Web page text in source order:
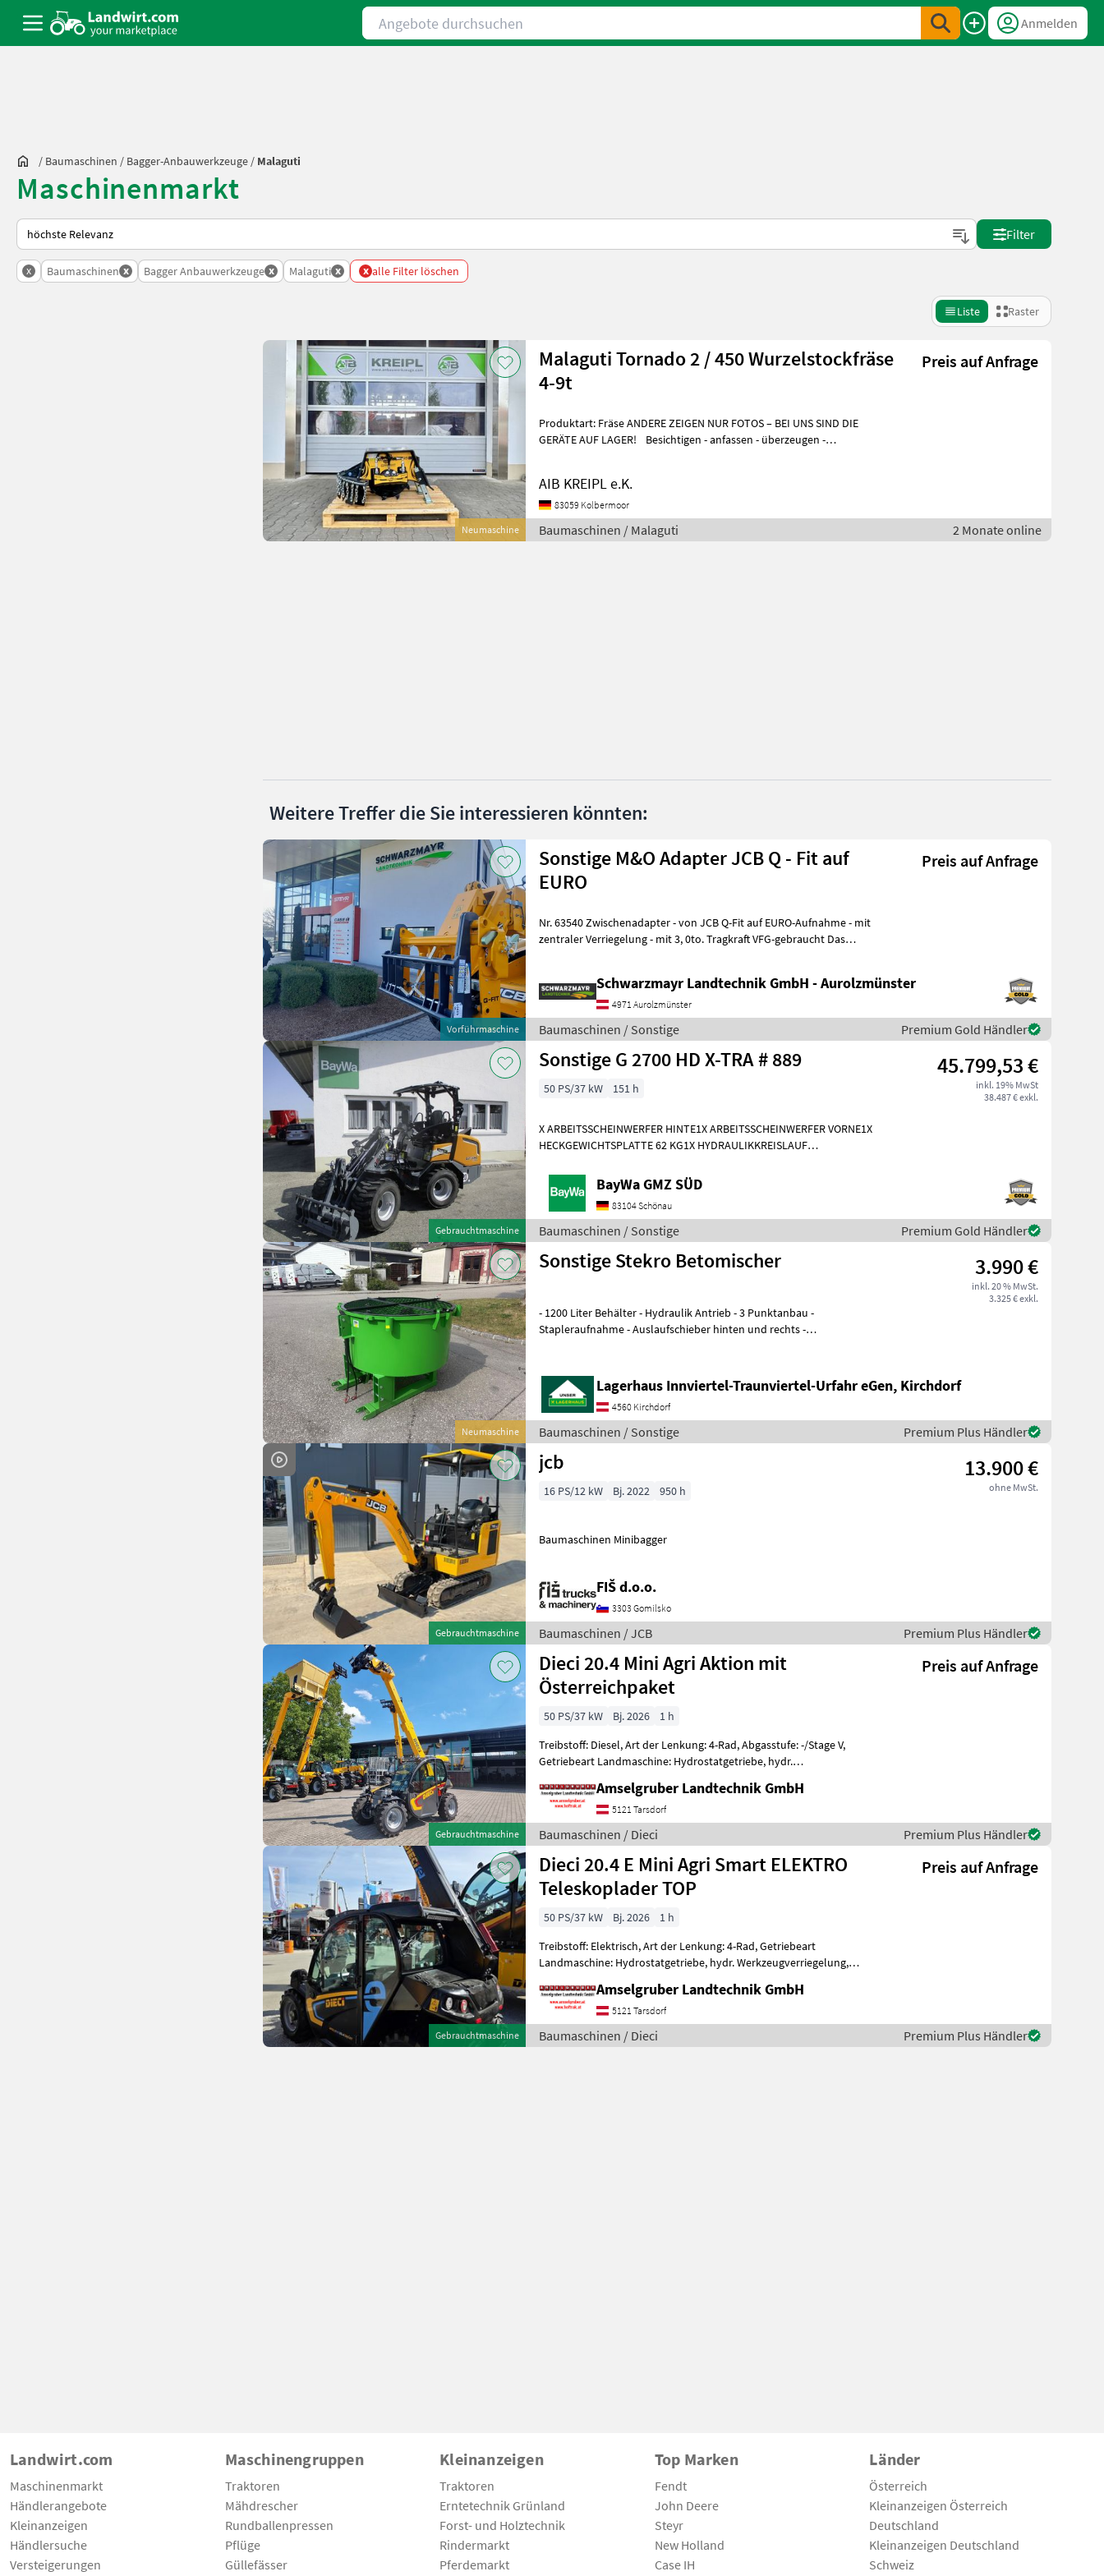
Angebote durchsuchen
Anmelden
/ Baumaschinen / Bagger-Anbauwerkzeuge / Malaguti
Maschinenmarkt
So wird auf Landwirt.com sortiert
Filter
x Baumaschinen x Bagger Anbauwerkzeuge x Malaguti x x alle Filter löschen
Liste Raster
Neumaschine
Malaguti Tornado 2 / 450 Wurzelstockfräse
4-9t
Preis auf Anfrage
Produktart: Fräse ANDERE ZEIGEN NUR FOTOS – BEI UNS SIND DIE
GERÄTE AUF LAGER! Besichtigen - anfassen - überzeugen -
AIB KREIPL e.K.
83059 Kolbermoor
Baumaschinen / Malaguti 2 Monate online
Weitere Treffer die Sie interessieren könnten:
Vorführmaschine
Sonstige M&O Adapter JCB Q - Fit auf
EURO
Preis auf Anfrage
Nr. 63540 Zwischenadapter - von JCB Q-Fit auf EURO-Aufnahme - mit
zentraler Verriegelung - mit 3, 0to. Tragkraft VFG-gebraucht Das
Schwarzmayr Landtechnik GmbH - Aurolzmünster
4971 Aurolzmünster
Baumaschinen / Sonstige Premium Gold Händler
Gebrauchtmaschine
Sonstige G 2700 HD X-TRA # 889 45.799,53 €
inkl. 19% MwSt
38.487 € exkl.
50 PS/37 kW 151 h
X ARBEITSSCHEINWERFER HINTE1X ARBEITSSCHEINWERFER VORNE1X
HECKGEWICHTSPLATTE 62 KG1X HYDRAULIKKREISLAUF
KMDRUCKFREIERBayWa GMZ SÜD
83104 Schönau
Baumaschinen / Sonstige Premium Gold Händler
Neumaschine
Sonstige Stekro Betomischer 3.990 €
inkl. 20 % MwSt.
3.325 € exkl.
- 1200 Liter Behälter - Hydraulik Antrieb - 3 Punktanbau -
Stapleraufnahme - Auslaufschieber hinten und rechts -
Lagerhaus Innviertel-Traunviertel-Urfahr eGen, Kirchdorf
4560 Kirchdorf
Baumaschinen / Sonstige Premium Plus Händler
Gebrauchtmaschine
jcb 13.900 €
ohne MwSt.
16 PS/12 kW Bj. 2022 950 h
Baumaschinen Minibagger
FIŠ d.o.o.
3303 Gomilsko
Baumaschinen / JCB Premium Plus Händler
Gebrauchtmaschine
Dieci 20.4 Mini Agri Aktion mit
Österreichpaket
Preis auf Anfrage
50 PS/37 kW Bj. 2026
1 h
Treibstoff: Diesel, Art der Lenkung: 4-Rad, Abgasstufe: -/Stage V,
Getriebeart Landmaschine: Hydrostatgetriebe, hydr.
Amselgruber Landtechnik GmbH
5121 Tarsdorf
Baumaschinen / Dieci Premium Plus Händler
Gebrauchtmaschine
Dieci 20.4 E Mini Agri Smart ELEKTRO
Teleskoplader TOP
Preis auf Anfrage
50 PS/37 kW Bj. 2026
1 h
Treibstoff: Elektrisch, Art der Lenkung: 4-Rad, Getriebeart
Landmaschine: Hydrostatgetriebe, hydr. Werkzeugverriegelung,
Amselgruber Landtechnik GmbH
5121 Tarsdorf
Baumaschinen / Dieci Premium Plus Händler
Landwirt.com
Maschinenmarkt
Händlerangebote
Kleinanzeigen
Händlersuche
Versteigerungen
Maschinengruppen
Traktoren
Mähdrescher
Rundballenpressen
Pflüge
Güllefässer
Kleinanzeigen
Traktoren
Erntetechnik Grünland
Forst- und Holztechnik
Rindermarkt
Pferdemarkt
Top Marken
Fendt
John Deere
Steyr
New Holland
Case IH
Länder
Österreich
Kleinanzeigen Österreich
Deutschland
Kleinanzeigen Deutschland
Schweiz